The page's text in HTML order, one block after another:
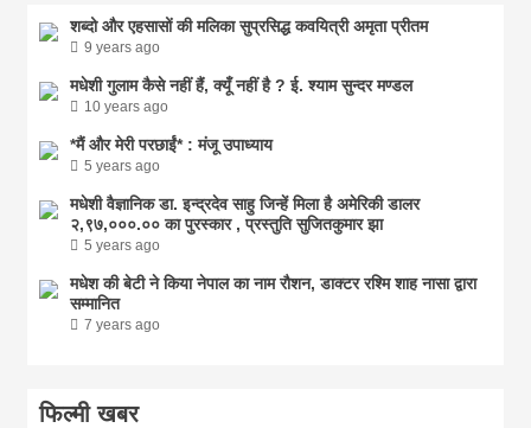
शब्दो और एहसासों की मलिका सुप्रसिद्ध कवयित्री अमृता प्रीतम
9 years ago
मधेशी गुलाम कैसे नहीं हैं, क्यूँ नहीं है ? ई. श्याम सुन्दर मण्डल
10 years ago
*मैं और मेरी परछाईं* : मंजू उपाध्याय
5 years ago
मधेशी वैज्ञानिक डा. इन्द्रदेव साहु जिन्हें मिला है अमेरिकी डालर
२,९७,०००.०० का पुरस्कार , प्रस्तुति सुजितकुमार झा
5 years ago
मधेश की बेटी ने किया नेपाल का नाम राैशन, डाक्टर रश्मि शाह नासा द्वारा
सम्मानित
7 years ago
फिल्मी खबर